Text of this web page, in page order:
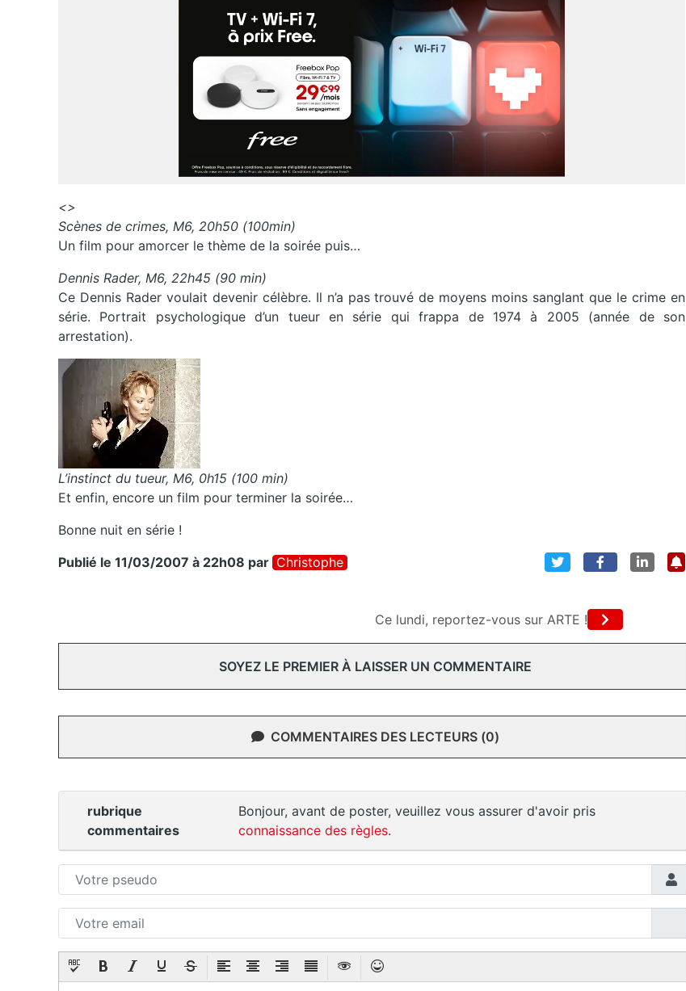
<>
Scènes de crimes, M6, 20h50 (100min)
Un film pour amorcer le thème de la soirée puis…
Dennis Rader, M6, 22h45 (90 min)
Ce Dennis Rader voulait devenir célèbre. Il n’a pas trouvé de moyens moins sanglant que le crime en
série. Portrait psychologique d’un tueur en série qui frappa de 1974 à 2005 (année de son
arrestation).
L’instinct du tueur, M6, 0h15 (100 min)
Et enfin, encore un film pour terminer la soirée…
Bonne nuit en série !
Publié le 11/03/2007 à 22h08 par Christophe
Ce lundi, reportez-vous sur ARTE !
SOYEZ LE PREMIER À LAISSER UN COMMENTAIRE
COMMENTAIRES DES LECTEURS (0)
rubrique
commentaires
Bonjour, avant de poster, veuillez vous assurer d'avoir pris
connaissance des règles.